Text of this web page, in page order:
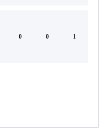
0 0 1